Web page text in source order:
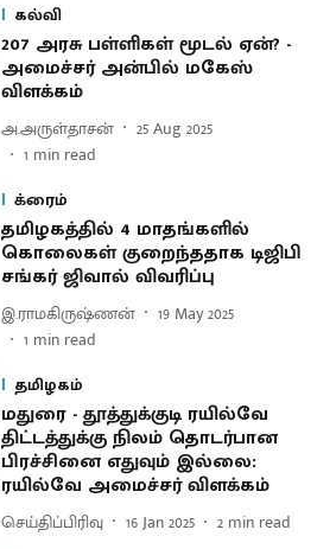
கல்வி
207 அரசு பள்ளிகள் மூடல் ஏன்? -
அமைச்சர் அன்பில் மகேஸ்
விளக்கம்
அ.அருள்தாசன்
25 Aug 2025
1 min read
க்ரைம்
தமிழகத்தில் 4 மாதங்களில்
கொலைகள் குறைந்ததாக டிஜிபி
சங்கர் ஜிவால் விவரிப்பு
இ.ராமகிருஷ்ணன்
19 May 2025
1 min read
தமிழகம்
மதுரை - தூத்துக்குடி ரயில்வே
திட்டத்துக்கு நிலம் தொடர்பான
பிரச்சினை எதுவும் இல்லை:
ரயில்வே அமைச்சர் விளக்கம்
செய்திப்பிரிவு 16 Jan 2025 2 min read